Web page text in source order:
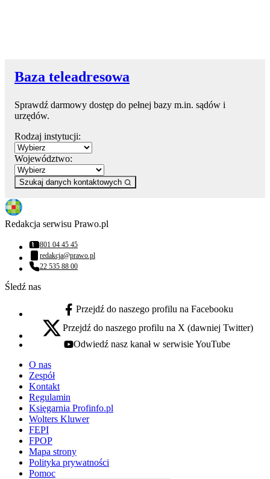
Baza teleadresowa
Sprawdź darmowy dostęp do pełnej bazy m.in. sądów i
urzędów.
Rodzaj instytucji:
Województwo:
Szukaj danych kontaktowych
Redakcja serwisu Prawo.pl
Numer telefonu:
801 04 45 45
Adres email:
redakcja@prawo.pl
Numer telefonu:
22 535 88 00
Śledź nas
facebook - otwiera się w nowej karcie
Przejdź do naszego profilu na Facebooku
x - otwiera się w nowej karcie
Przejdź do naszego profilu na X (dawniej Twitter)
youtube - otwiera się w nowej karcie
Odwiedź nasz kanał w serwisie YouTube
O nas
Zespół
Kontakt
Regulamin
Księgarnia Profinfo.pl
Wolters Kluwer
FEPI
FPOP
Mapa strony
Polityka prywatności
Pomoc